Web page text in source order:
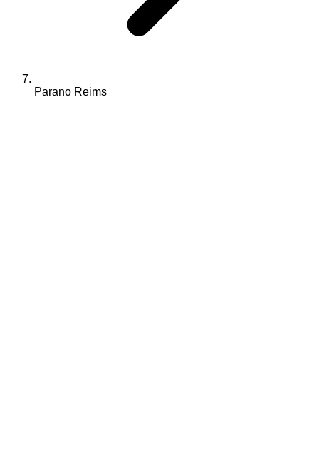
Parano Reims